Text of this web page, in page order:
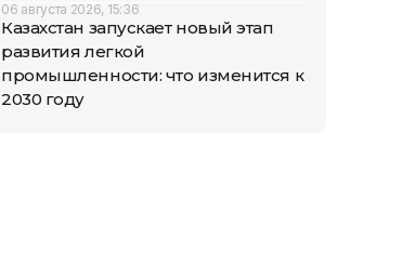
06 августа 2026, 15:36
Казахстан запускает новый этап
развития легкой
промышленности: что изменится к
2030 году